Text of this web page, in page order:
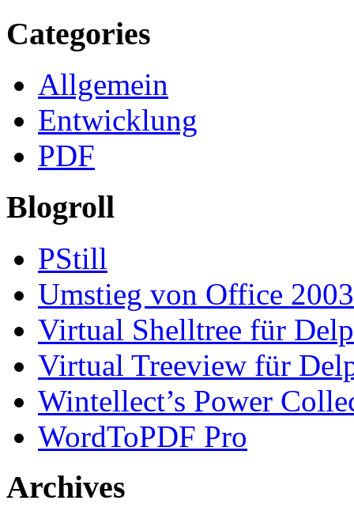
Categories
Allgemein
Entwicklung
PDF
Blogroll
PStill
Umstieg von Office
Virtual Shelltree für
Virtual Treeview für
Wintellect’s Power
WordToPDF Pro
Archives